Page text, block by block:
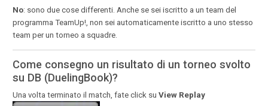
No: sono due cose differenti. Anche se sei iscritto a un team del
programma TeamUp!, non sei automaticamente iscritto a uno stesso
team per un torneo a squadre.
Come consegno un risultato di un torneo svolto
su DB (DuelingBook)?
Una volta terminato il match, fate click su View Replay